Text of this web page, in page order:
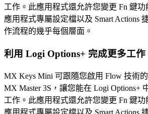
工作。此應用程式還允許您變更 Fn 鍵
應用程式專屬設定檔以及 Smart Actions
作流程的幾乎每個層面。
利用 Logi Options+ 完成更多工作
MX Keys Mini 可跟隨您啟用 Flow 技術
MX Master 3S，讓您能在 Logi Options+
工作。此應用程式還允許您變更 Fn 鍵
應用程式專屬設定檔以及 Smart Actions